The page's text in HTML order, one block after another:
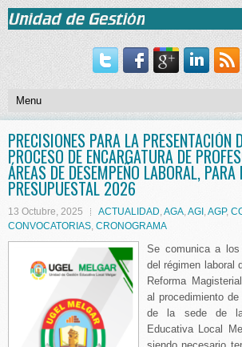
PRECISIONES PARA LA PRESENTACIÓN
PROCESO DE ENCARGATURA DE
ÁREAS DE DESEMPEÑO LABORAL, PARA
PRESUPUESTAL 2026
13 Octubre, 2025 ACTUALIDAD,AGA,AGI ,AGP,
CONVOCATORIAS, CRONOGRAMA
Se comunica a los
del régimen laboral
Reforma
al procedimiento
de la sede de
Educativa Local